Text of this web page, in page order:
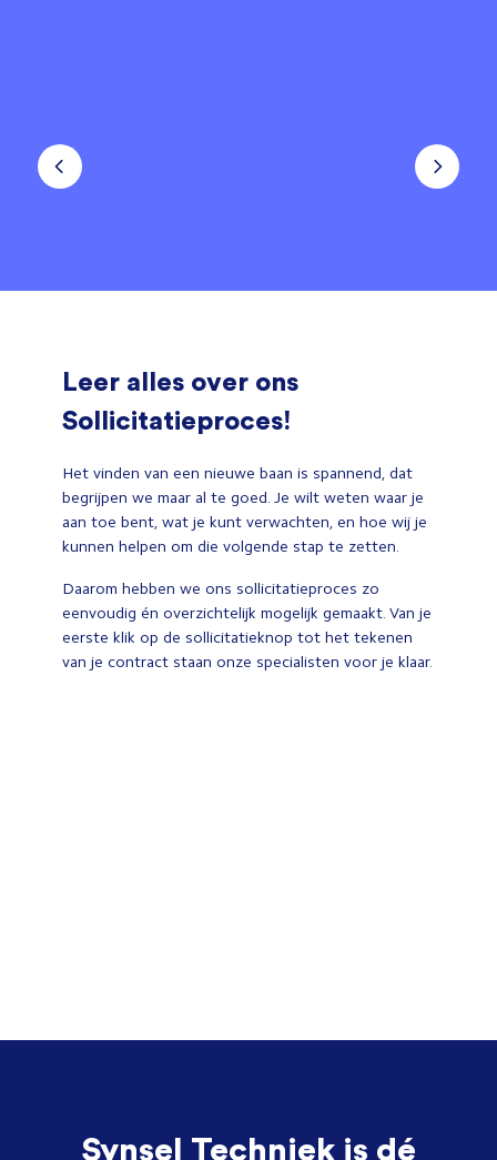
Leer alles over ons
Sollicitatieproces!
Het vinden van een nieuwe baan is spannend, dat
begrijpen we maar al te goed. Je wilt weten waar je
aan toe bent, wat je kunt verwachten, en hoe wij je
kunnen helpen om die volgende stap te zetten.
Daarom hebben we ons sollicitatieproces zo
eenvoudig én overzichtelijk mogelijk gemaakt. Van je
eerste klik op de sollicitatieknop tot het tekenen
van je contract staan onze specialisten voor je klaar.
Synsel Techniek is dé